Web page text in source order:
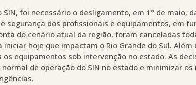
foi necessário o desligamento, em 1° de maio,
segurança dos profissionais e equipamentos, em
do cenário atual da região, foram canceladas
hoje que impactam o Rio Grande do Sul. Além
equipamentos sob intervenção no estado. As
de operação do SIN no estado e minimizar os